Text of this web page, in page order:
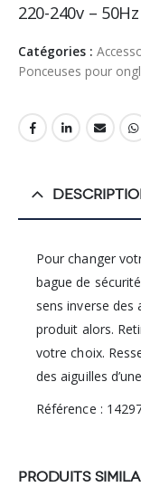
220-240v – 50Hz
Catégories :
Ponceuses pour
Pour changer
bague de
sens inverse des
produit alors.
votre choix.
des aiguilles
Référence :
PRODUITS